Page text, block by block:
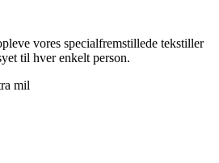
vores specialfremstillede tekstiller
til hver enkelt person.
mil